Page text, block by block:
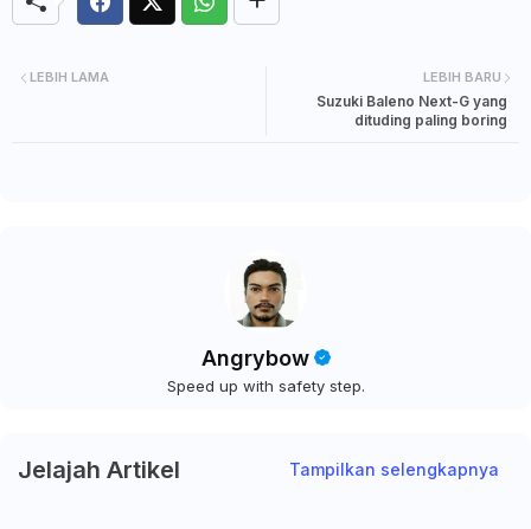
LEBIH BARU
Suzuki Baleno Next-G yang
dituding paling boring
LEBIH LAMA
Angrybow
Speed up with safety step.
Jelajah Artikel Tampilkan selengkapnya